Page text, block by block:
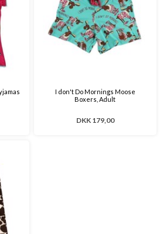
I don't Do Mornings Moose
Boxers, Adult
DKK 179,00